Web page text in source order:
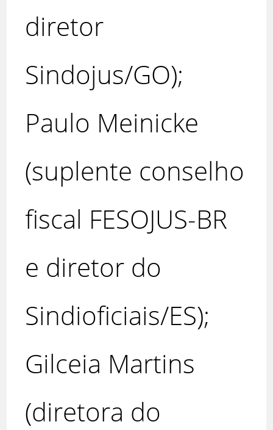
diretor
Sindojus/GO);
Paulo Meinicke
(suplente conselho
fiscal FESOJUS-BR
e diretor do
Sindioficiais/ES);
Gilceia Martins
(diretora do